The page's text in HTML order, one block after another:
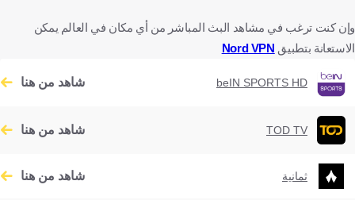
وإن كنت ترغب في مشاهد البث المباشر من أي مكان في العالم يمكن
الاستعانة بتطبيق Nord VPN
beIN SPORTS HD شاهد من هنا
TOD TV شاهد من هنا
ثمانية شاهد من هنا